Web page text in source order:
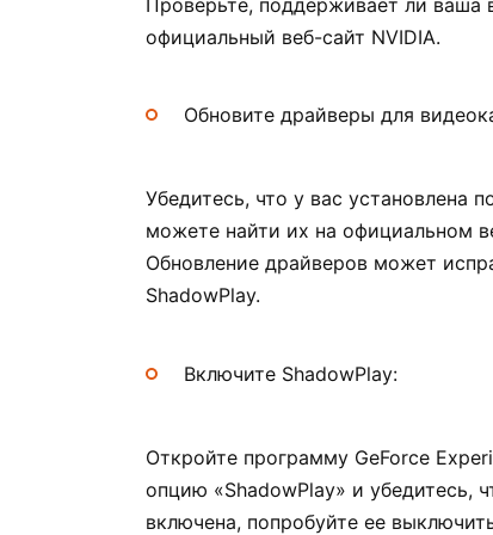
официальный веб-сайт NVIDIA.
Обновите драйверы для
Убедитесь, что у вас установлена
можете найти их на официальном
Обновление драйверов может
ShadowPlay.
Включите ShadowPlay:
Откройте программу GeForce
опцию «ShadowPlay» и убедитесь,
включена, попробуйте ее